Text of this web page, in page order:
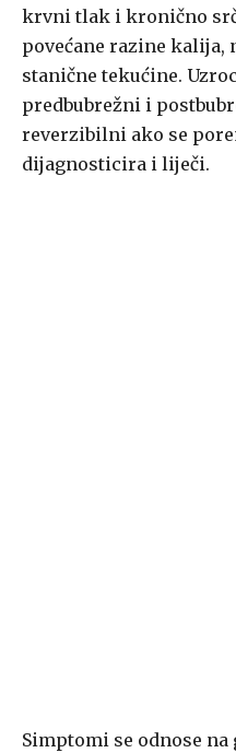
krvni tlak i kronično
povećane razine kalija,
stanične tekućine.
predbubrežni i
reverzibilni ako se
dijagnosticira i liječi.
Simptomi se odnose